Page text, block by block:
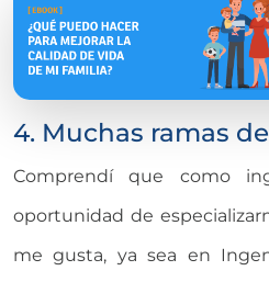
4. Muchas ramas
Comprendí que como
oportunidad de
me gusta, ya sea en